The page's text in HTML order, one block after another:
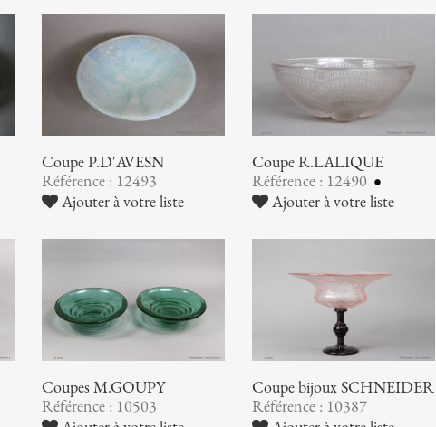
Coupe P.D'AVESN
Référence : 12493
Ajouter à votre liste
Coupe R.LALIQUE
Référence : 12490
Ajouter à votre liste
Coupes M.GOUPY
Référence : 10503
Coupe bijoux SCHNEIDER
Référence : 10387